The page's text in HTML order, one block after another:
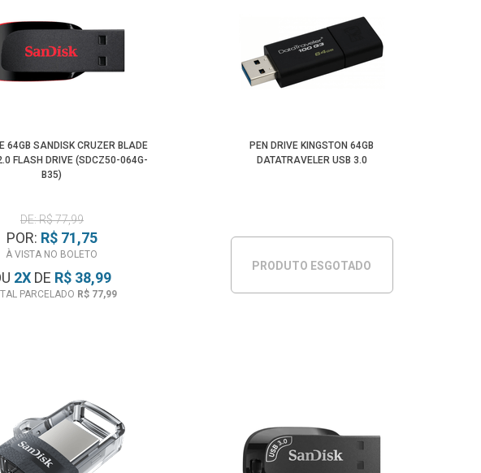
64GB SANDISK CRUZER BLADE
FLASH DRIVE (SDCZ50-064G-
B35)
DE: R$ 77,99
POR: R$ 71,75
À VISTA NO BOLETO
2X DE R$ 38,99
PARCELADO R$ 77,99
PEN DRIVE KINGSTON 64GB
DATATRAVELER USB 3.0
PRODUTO ESGOTADO